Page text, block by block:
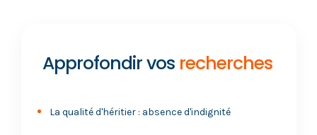
Approfondir vos recherches
La qualité d'héritier : absence d'indignité